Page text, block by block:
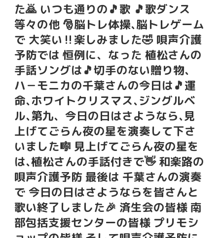
た🙇 いつも通りの🎵歌 🎵歌ダンス
等々の他 🎅脳トレ体操､脳トレゲーム
で 大笑い‼️楽しみました🤣 唄声介護
予防では 恒例に、なった 植松さんの
手話ソングは🎵切手のない贈り物、
ハ－モニカの千葉さんの今日は🎵運
命､ホワイトクリスマス､ジングルベ
ル､第九、今日の日はさようなら､見
上げてごらん夜の星を演奏して下さ
いました🎼 見上げてごらん夜の星を
は､植松さんの手話付きで👋 和楽路の
唄声介護予防 最後は 千葉さんの演奏
で 今日の日はさようならを皆さんと
歌い終了しました🎉 済生会の皆様 南
部包括支援センターの皆様 プリモシ